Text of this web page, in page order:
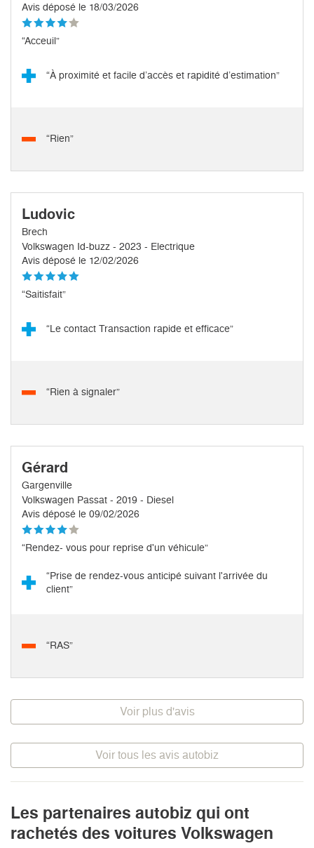
Avis déposé le 18/03/2026
“Acceuil”
“À proximité et facile d’accès et rapidité d’estimation”
“Rien”
Ludovic
Brech
Volkswagen Id-buzz - 2023 - Electrique
Avis déposé le 12/02/2026
“Saitisfait”
“Le contact Transaction rapide et efficace”
“Rien à signaler”
Gérard
Gargenville
Volkswagen Passat - 2019 - Diesel
Avis déposé le 09/02/2026
“Rendez- vous pour reprise d'un véhicule”
“Prise de rendez-vous anticipé suivant l'arrivée du
client”
“RAS”
Voir plus d'avis
Voir tous les avis autobiz
Les partenaires autobiz qui ont
rachetés des voitures Volkswagen